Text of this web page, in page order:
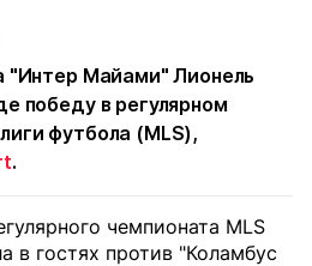
"Интер Майами" Лионель
победу в регулярном
футбола (MLS),
.
чемпионата MLS
в гостях против "Коламбус